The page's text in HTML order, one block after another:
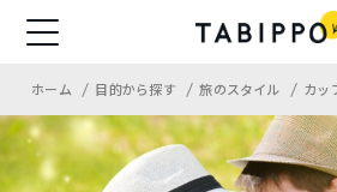
ホーム 目的から探す 旅のスタイル カッ